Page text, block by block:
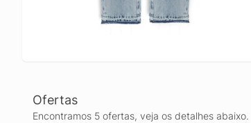
Ofertas
Encontramos 5 ofertas, veja os detalhes abaixo.